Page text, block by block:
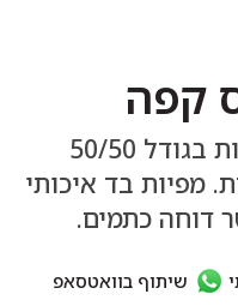
קפה
סט 6 מפיות שולחן יוקרתיות בגודל 50/50
מפיות בד איכותי